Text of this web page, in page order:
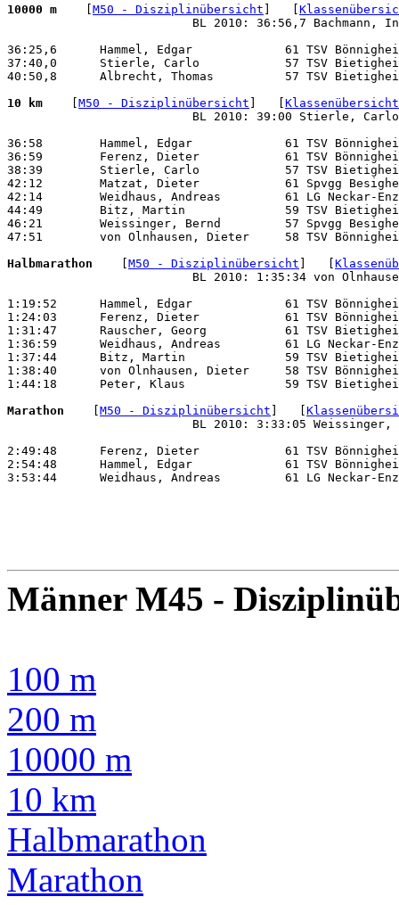
10000 m
M50 - Disziplinübersicht
BL 2010: 36:56,7 Bachmann,
36:25,6      Hammel, Edgar             61 TSV
37:40,0      Stierle, Carlo            57 TSV
40:50,8      Albrecht, Thomas          57 TSV
10 km
M50 - Disziplinübersicht
Klassenübersicht
BL 2010: 39:00 Stierle,
36:58        Hammel, Edgar             61 TSV
36:59        Ferenz, Dieter            61 TSV
38:39        Stierle, Carlo            57 TSV
42:12        Matzat, Dieter            61 Spvgg
42:14        Weidhaus, Andreas         61 LG
44:49        Bitz, Martin              59 TSV
46:21        Weissinger, Bernd         57 Spvgg
47:51        von Olnhausen, Dieter     58 TSV
Halbmarathon
M50 - Disziplinübersicht
BL 2010: 1:35:34 von
1:19:52      Hammel, Edgar             61 TSV
1:24:03      Ferenz, Dieter            61 TSV
1:31:47      Rauscher, Georg           61 TSV
1:36:59      Weidhaus, Andreas         61 LG
1:37:44      Bitz, Martin              59 TSV
1:38:40      von Olnhausen, Dieter     58 TSV
1:44:18      Peter, Klaus              59 TSV
Marathon
M50 - Disziplinübersicht
BL 2010: 3:33:05 Weissinger,
2:49:48      Ferenz, Dieter            61 TSV
2:54:48      Hammel, Edgar             61 TSV
3:53:44      Weidhaus, Andreas         61 LG
Männer M45 -
100 m
200 m
10000 m
10 km
Halbmarathon
Marathon